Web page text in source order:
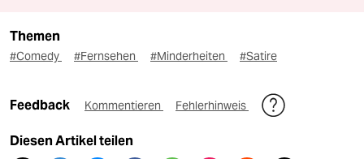
Themen
#Comedy #Fernsehen #Minderheiten #Satire
Feedback Kommentieren Fehlerhinweis
Diesen Artikel teilen